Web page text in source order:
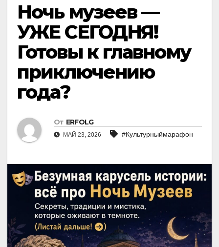
Ночь музеев —
УЖЕ СЕГОДНЯ!
Готовы к главному
приключению
года?
От ERFOLG
МАЙ 23, 2026 #Культурныймарафон